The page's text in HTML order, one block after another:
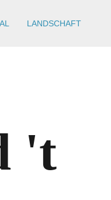
LANDSCHAFT
't